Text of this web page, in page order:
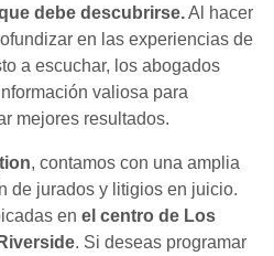
debe descubrirse.Al hacer
en las experiencias de
a escuchar, los abogados
valiosa para
mejores resultados.
, contamos con una amplia
de jurados y litigios en juicio.
en el centro de Los
. Si deseas programar